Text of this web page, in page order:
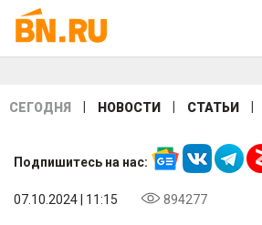
СЕГОДНЯ НОВОСТИ СТАТЬИ
Подпишитесь на нас:
07.10.2024 | 11:15 894277